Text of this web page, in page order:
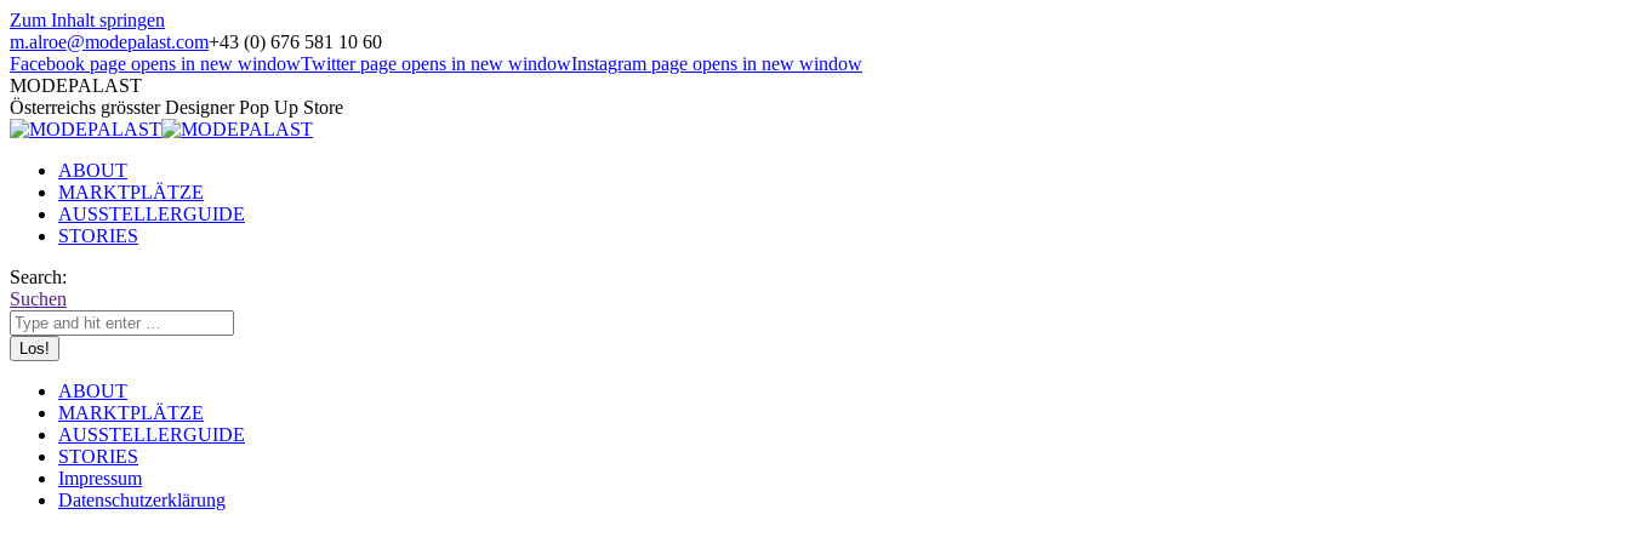
Zum Inhalt springen
m.alroe@modepalast.com+43 (0) 676 581 10 60
Facebook page opens in new windowTwitter page opens in new windowInstagram page opens in new window
MODEPALAST
Österreichs grösster Designer Pop Up Store
ABOUT
MARKTPLÄTZE
AUSSTELLERGUIDE
STORIES
Search:
Suchen
ABOUT
MARKTPLÄTZE
AUSSTELLERGUIDE
STORIES
Impressum
Datenschutzerklärung